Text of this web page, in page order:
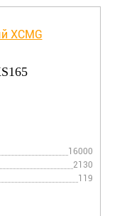
16000
2130
119